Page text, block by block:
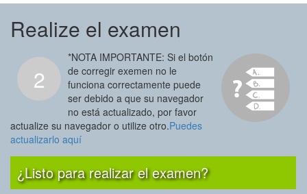
Realize el examen
2
*NOTA IMPORTANTE: Si el botón
de corregir exemen no le
funciona correctamente puede
ser debido a que su navegador
no está actualizado, por favor
actualize su navegador o utilize otro.Puedes
actualizarlo aquí
¿Listo para realizar el examen?